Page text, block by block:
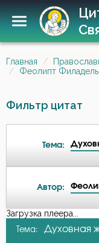
Главная
Феолипт
Фильтр цитат
Тема:
Бог
Богопознание
Автор:
А-я
Загрузка плеера...
Тема: Духовная